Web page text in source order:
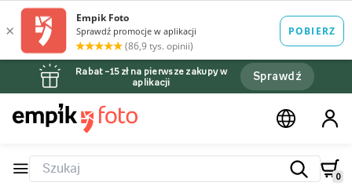
Rabat –15 zł na pierwsze zakupy w
aplikacji
Sprawdź
0